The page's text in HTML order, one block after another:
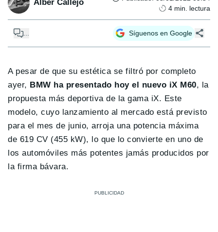
Alber Callejo
4 min. lectura
Síguenos en Google
A pesar de que su estética se filtró por completo
ayer, BMW ha presentado hoy el nuevo iX M60, la
propuesta más deportiva de la gama iX. Este
modelo, cuyo lanzamiento al mercado está previsto
para el mes de junio, arroja una potencia máxima
de 619 CV (455 kW), lo que lo convierte en uno de
los automóviles más potentes jamás producidos por
la firma bávara.